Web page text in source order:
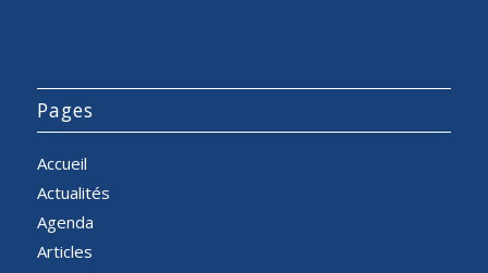
Pages
Accueil
Actualités
Agenda
Articles